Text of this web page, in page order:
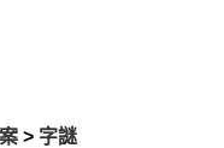
> 字謎